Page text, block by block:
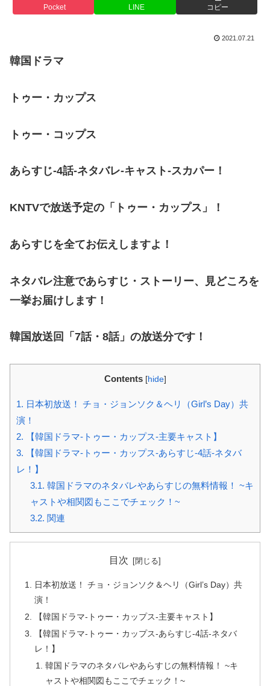
Pocket LINE コピー
2021.07.21
韓国ドラマ
トゥー・カップス
トゥー・コップス
あらすじ-4話-ネタバレ-キャスト-スカパー！
KNTVで放送予定の 「トゥー・カップス」！
あらすじを全てお伝えしますよ！
ネタバレ注意であらすじ・ストーリー、
見どころを
一挙お届けします！
韓国放送回「7話・8話」の放送分です！
Contents [hide]
1. 日本初放送！ チョ・ジョンソク＆ヘリ（Girl’s Day）共
演！
2. 【韓国ドラマ-トゥー・カップス-主要キャスト】
3. 【韓国ドラマ-トゥー・カップス-あらすじ-4話-ネタバ
レ！】
3.1. 韓国ドラマのネタバレやあらすじの無料情報！ ~キ
ャストや相関図もここでチェック！~
3.2. 関連
目次
日本初放送！ チョ・ジョンソク＆ヘリ（Girl’s Day）共
演！
【韓国ドラマ-トゥー・カップス-主要キャスト】
【韓国ドラマ-トゥー・カップス-あらすじ-4話-ネタバ
レ！】
韓国ドラマのネタバレやあらすじの無料情報！ ~キ
ャストや相関図もここでチェック！~